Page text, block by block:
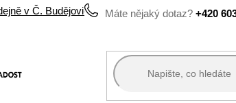
+420
v Č. Budějovicích